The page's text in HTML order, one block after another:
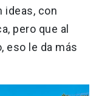
ideas, con
pero que al
eso le da más